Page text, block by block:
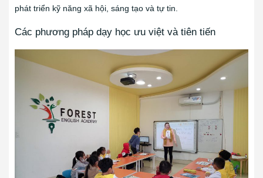
phát triển kỹ năng xã hội, sáng tạo và tự tin.
Các phương pháp dạy học ưu việt và tiên tiến